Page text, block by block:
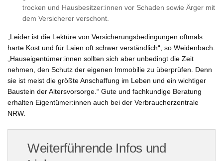
trocken und Hausbesitzer:innen vor Schaden sowie Ärger mit
dem Versicherer verschont.
„Leider ist die Lektüre von Versicherungsbedingungen oftmals
harte Kost und für Laien oft schwer verständlich“, so Weidenbach.
„Hauseigentümer:innen sollten sich aber unbedingt die Zeit
nehmen, den Schutz der eigenen Immobilie zu überprüfen. Denn
sie ist meist die größte Anschaffung im Leben und ein wichtiger
Baustein der Altersvorsorge.“ Gute und fachkundige Beratung
erhalten Eigentümer:innen auch bei der Verbraucherzentrale
NRW.
Weiterführende Infos und